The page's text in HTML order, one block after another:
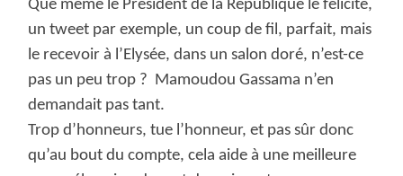
Que même le Président de la République le félicite,
un tweet par exemple, un coup de fil, parfait, mais
le recevoir à l’Elysée, dans un salon doré, n’est-ce
pas un peu trop ? Mamoudou Gassama n’en
demandait pas tant.
Trop d’honneurs, tue l’honneur, et pas sûr donc
qu’au bout du compte, cela aide à une meilleure